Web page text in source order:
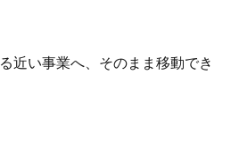
近い事業へ、そのまま移動でき